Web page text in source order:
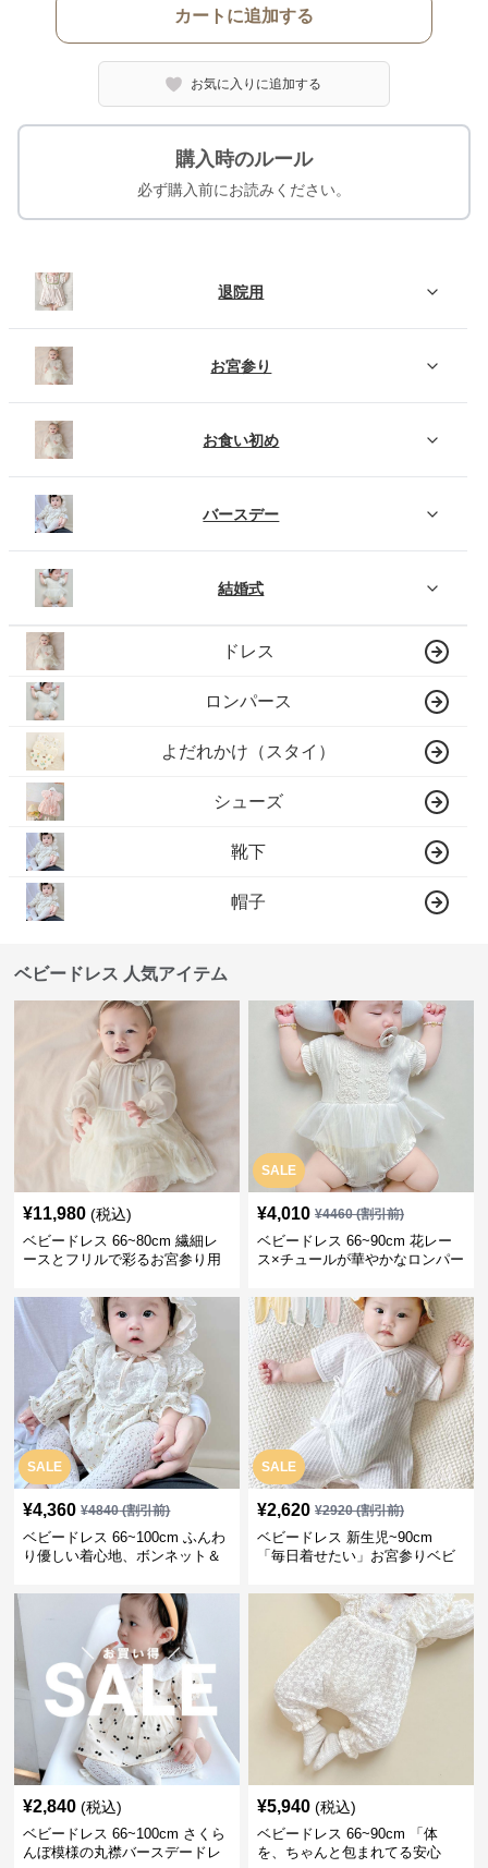
カートに追加する
お気に入りに追加する
購入時のルール
必ず購入前にお読みください。
退院用
お宮参り
お食い初め
バースデー
結婚式
ドレス
ロンパース
よだれかけ（スタイ）
シューズ
靴下
帽子
ベビードレス 人気アイテム
¥11,980 (税込)
ベビードレス 66~80cm 繊細レ
ースとフリルで彩るお宮参り用
SALE
¥4,010 ¥4460(割引前)
ベビードレス 66~90cm 花レー
ス×チュールが華やかなロンパー
SALE
¥4,360 ¥4840(割引前)
ベビードレス 66~100cm ふんわ
り優しい着心地、ボンネット＆
レス 記念フォト
SALE
¥2,620 ¥2920(割引前)
ベビードレス 新生児~90cm
「毎日着せたい」お宮参りベビ
¥2,840 (税込)
ベビードレス 66~100cm さくら
んぼ模様の丸襟バースデードレ
¥5,940 (税込)
ベビードレス 66~90cm 「体
を、ちゃんと包まれてる安心